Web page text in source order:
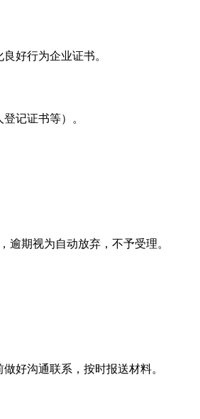
好行为企业证书。
记证书等）。
逾期视为自动放弃，不予受理。
好沟通联系，按时报送材料。